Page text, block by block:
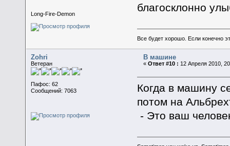
Long-Fire-Demon
благосклонно
Все будет хорошо. Если конечно
Zohri
Ветеран
Пафос: 62
Сообщений: 7063
В машине
«Ответ #10 : 12 Апреля 2010,
Когда в машину
потом на
- Это ваш